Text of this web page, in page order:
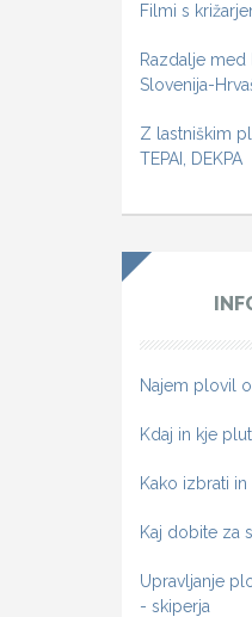
Filmi s
Razdalje med
Slovenija-
Z lastniškim
TEPAI, DEKPA
Najem plovil
Kdaj in kje
Kako izbrati in
Kaj dobite za
Upravljanje
- skiperja